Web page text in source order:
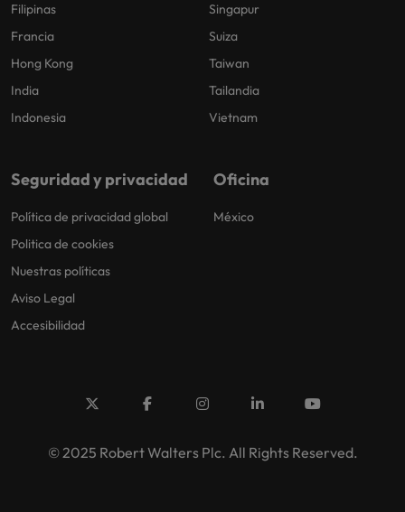
Filipinas
Francia
Hong Kong
India
Indonesia
Singapur
Suiza
Taiwan
Tailandia
Vietnam
Seguridad y privacidad
Política de privacidad global
Politica de cookies
Nuestras políticas
Aviso Legal
Accesibilidad
Oficina
México
© 2025 Robert Walters Plc. All Rights Reserved.